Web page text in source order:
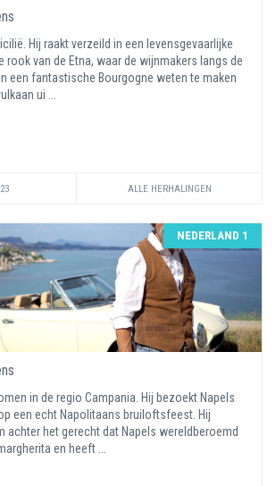
Hij raakt verzeild in een levensgevaarlijke
rook van de Etna, waar de wijnmakers langs de
een fantastische Bourgogne weten te maken
ui ...
ALLE HERHALINGEN
NEDERLAND 1
in de regio Campania. Hij bezoekt Napels
een echt Napolitaans bruiloftsfeest. Hij
achter het gerecht dat Napels wereldberoemd
en heeft ...